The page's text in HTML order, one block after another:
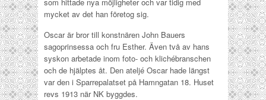
mycket av det han företog sig.
Oscar är bror till konstnären John Bauers
sagoprinsessa och fru Esther. Även två av hans
syskon arbetade inom foto- och klichébranschen
och de hjälptes åt. Den ateljé Oscar hade längst
var den i Sparrepalatset på Hamngatan 18. Huset
revs 1913 när NK byggdes.